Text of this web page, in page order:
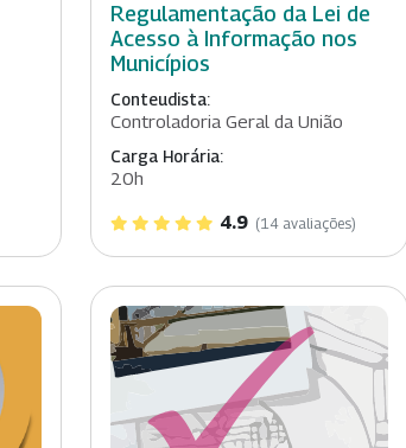
Regulamentação da Lei de
Acesso à Informação nos
Municípios
Conteudista:
Controladoria Geral da União
Carga Horária:
20h
4.9 (14 avaliações)